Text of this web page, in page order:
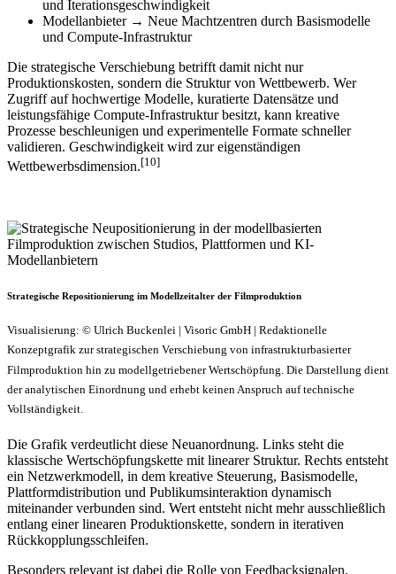
und Iterationsgeschwindigkeit
Modellanbieter → Neue Machtzentren durch Basismodelle
und Compute-Infrastruktur
Die strategische Verschiebung betrifft damit nicht nur
Produktionskosten, sondern die Struktur von Wettbewerb. Wer
Zugriff auf hochwertige Modelle, kuratierte Datensätze und
leistungsfähige Compute-Infrastruktur besitzt, kann kreative
Prozesse beschleunigen und experimentelle Formate schneller
validieren. Geschwindigkeit wird zur eigenständigen
Wettbewerbsdimension.[10]
Strategische Repositionierung im Modellzeitalter der Filmproduktion
Visualisierung: © Ulrich Buckenlei | Visoric GmbH | Redaktionelle
Konzeptgrafik zur strategischen Verschiebung von infrastrukturbasierter
Filmproduktion hin zu modellgetriebener Wertschöpfung. Die Darstellung dient
der analytischen Einordnung und erhebt keinen Anspruch auf technische
Vollständigkeit.
Die Grafik verdeutlicht diese Neuanordnung. Links steht die
klassische Wertschöpfungskette mit linearer Struktur. Rechts entsteht
ein Netzwerkmodell, in dem kreative Steuerung, Basismodelle,
Plattformdistribution und Publikumsinteraktion dynamisch
miteinander verbunden sind. Wert entsteht nicht mehr ausschließlich
entlang einer linearen Produktionskette, sondern in iterativen
Rückkopplungsschleifen.
Besonders relevant ist dabei die Rolle von Feedbacksignalen.